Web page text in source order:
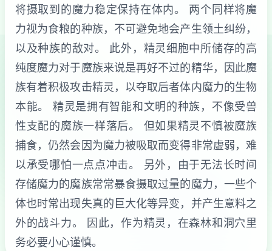
将摄取到的魔力稳定保持在体内。 两个同样将魔
力视为食粮的种族，不可避免地会产生领土纠纷，
以及种族的敌对。 此外，精灵细胞中所储存的高
纯度魔力对于魔族来说是再好不过的精华，因此魔
族有着积极攻击精灵，以夺取后者体内魔力的生物
本能。 精灵是拥有智能和文明的种族，不像受兽
性支配的魔族一样落后。 但如果精灵不慎被魔族
捕食，仍然会因为魔力被吸取而变得非常虚弱，难
以承受哪怕一点点冲击。 另外，由于无法长时间
存储魔力的魔族常常暴食摄取过量的魔力，一些个
体也时常出现失真的巨大化等异变，并产生意料之
外的战斗力。 因此，作为精灵，在森林和洞穴里
务必要小心谨慎。